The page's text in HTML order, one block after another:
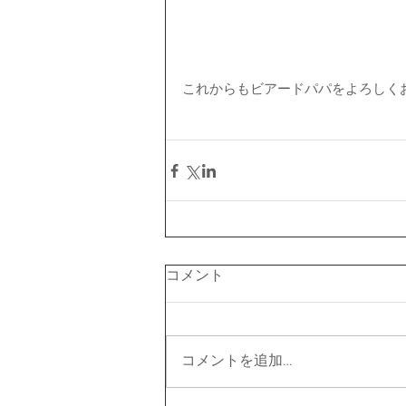
これからもビアードパパをよろしく
コメント
コメントを追加…